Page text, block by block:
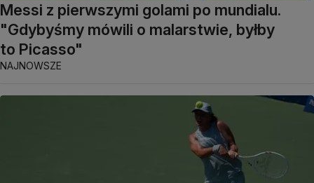
Messi z pierwszymi golami po mundialu.
"Gdybyśmy mówili o malarstwie, byłby
to Picasso"
NAJNOWSZE